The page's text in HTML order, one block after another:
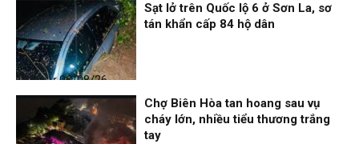
Thời sự
06/08/26, 12:33
Sạt lở trên Quốc lộ 6 ở Sơn La, sơ
tán khẩn cấp 84 hộ dân
Chợ Biên Hòa tan hoang sau vụ
cháy lớn, nhiều tiểu thương trắng
tay